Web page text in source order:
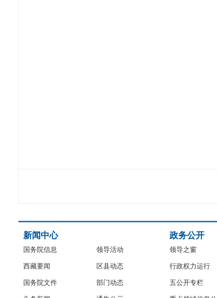
新闻中心
国务院信息
西藏要闻
国务院文件
领导活动
区县动态
部门动态
政务公开
领导之窗
行政权力运行
五公开专栏